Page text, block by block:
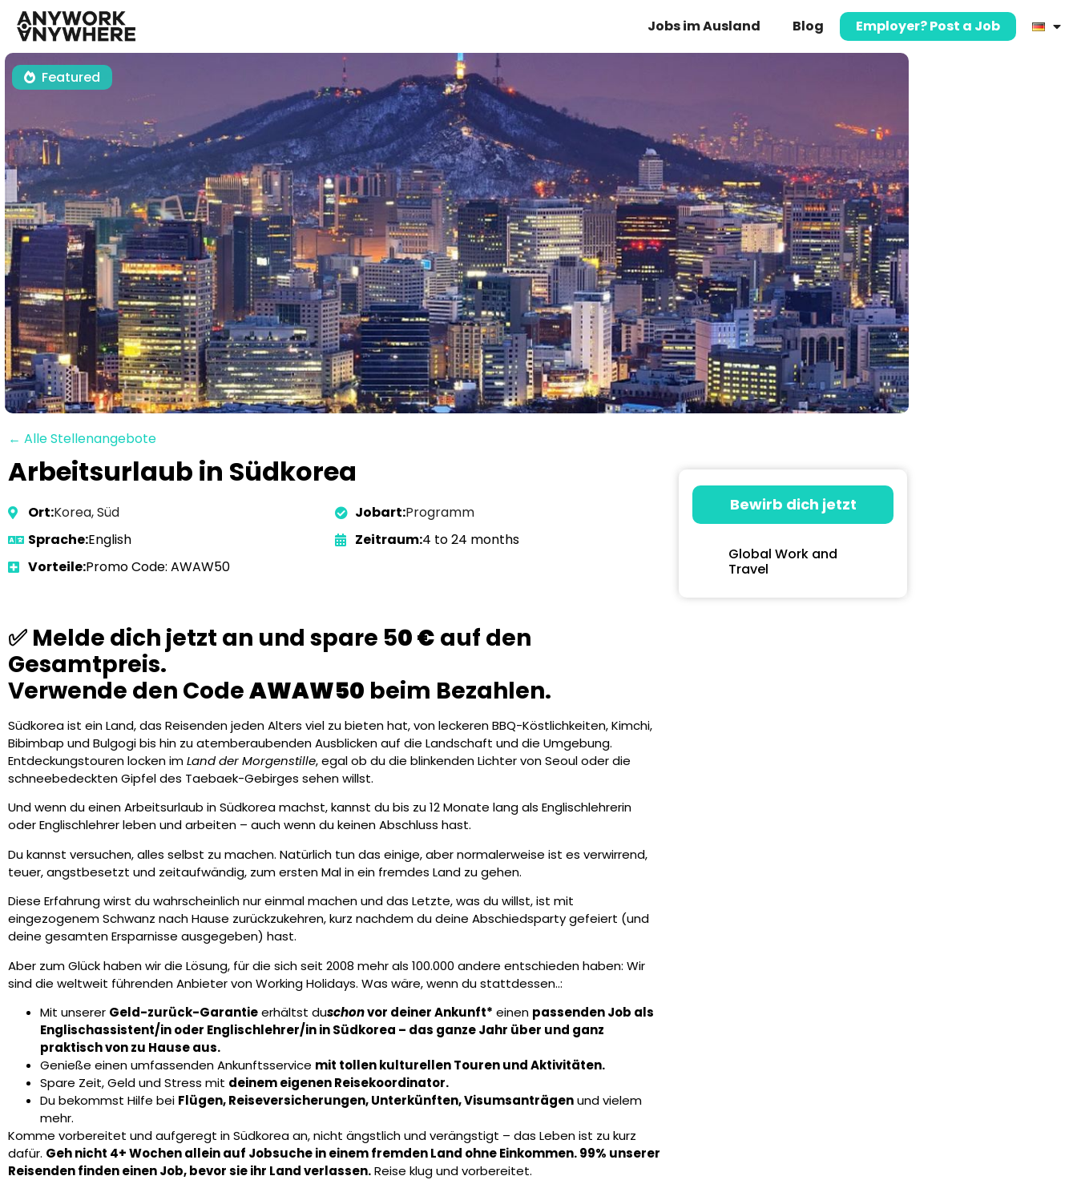
Jobs im Ausland Blog Employer? Post a Job
Featured
← Alle Stellenangebote
Arbeitsurlaub in Südkorea
Ort:Korea, Süd Jobart:Programm
Sprache:English Zeitraum:4 to 24 months
Vorteile:Promo Code: AWAW50
✅ Melde dich jetzt an und spare 50 € auf den
Gesamtpreis.
Verwende den CodeAWAW50 beim Bezahlen.
Südkorea ist ein Land, das Reisenden jeden Alters viel zu bieten hat, von leckeren BBQ-Köstlichkeiten, Kimchi,
Bibimbap und Bulgogi bis hin zu atemberaubenden Ausblicken auf die Landschaft und die Umgebung.
Entdeckungstouren locken imLand der Morgenstille, egal ob du die blinkenden Lichter von Seoul oder die
schneebedeckten Gipfel des Taebaek-Gebirges sehen willst.
Und wenn du einen Arbeitsurlaub in Südkorea machst, kannst du bis zu 12 Monate lang als Englischlehrerin
oder Englischlehrer leben und arbeiten – auch wenn du keinen Abschluss hast.
Du kannst versuchen, alles selbst zu machen. Natürlich tun das einige, aber normalerweise ist es verwirrend,
teuer, angstbesetzt und zeitaufwändig, zum ersten Mal in ein fremdes Land zu gehen.
Diese Erfahrung wirst du wahrscheinlich nur einmal machen und das Letzte, was du willst, ist mit
eingezogenem Schwanz nach Hause zurückzukehren, kurz nachdem du deine Abschiedsparty gefeiert (und
deine gesamten Ersparnisse ausgegeben) hast.
Aber zum Glück haben wir die Lösung, für die sich seit 2008 mehr als 100.000 andere entschieden haben: Wir
sind die weltweit führenden Anbieter von Working Holidays. Was wäre, wenn du stattdessen..:
Mit unserer Geld-zurück-Garantieerhältst duschonvor deiner Ankunft* einen passenden Job als
Englischassistent/in oder Englischlehrer/in in Südkorea – das ganze Jahr über und ganz
praktisch von zu Hause aus.
Genieße einen umfassenden Ankunftsservice mit tollen kulturellen Touren und Aktivitäten.
Spare Zeit, Geld und Stress mit deinem eigenen Reisekoordinator.
Du bekommst Hilfe bei Flügen, Reiseversicherungen, Unterkünften, Visumsanträgenund vielem
mehr.
Komme vorbereitet und aufgeregt in Südkorea an, nicht ängstlich und verängstigt – das Leben ist zu kurz
dafür. Geh nicht 4+ Wochen allein auf Jobsuche in einem fremden Land ohne Einkommen. 99% unserer
Reisenden finden einen Job, bevor sie ihr Land verlassen.Reise klug und vorbereitet.
Bewirb dich jetzt
Global Work and
Travel